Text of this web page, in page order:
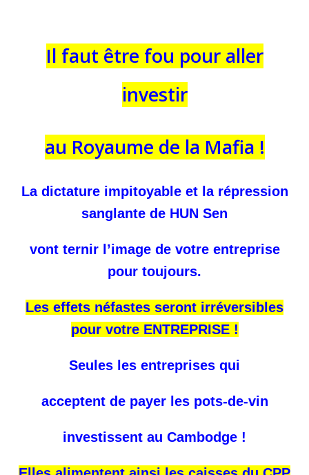
Il faut être fou pour aller
investir
au Royaume de la Mafia !
La dictature impitoyable et la répression
sanglante de HUN Sen
vont ternir l’image de votre entreprise
pour toujours.
Les effets néfastes seront irréversibles
pour votre ENTREPRISE !
Seules les entreprises qui
acceptent de payer les pots-de-vin
investissent au Cambodge !